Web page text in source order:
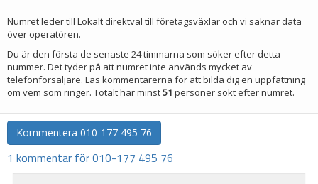
Numret leder till Lokalt direktval till företagsväxlar och vi saknar data
över operatören.
Du är den första de senaste 24 timmarna som söker efter detta
nummer. Det tyder på att numret inte används mycket av
telefonförsäljare. Läs kommentarerna för att bilda dig en uppfattning
om vem som ringer. Totalt har minst51 personer sökt efter numret.
Kommentera 010-177 495 76
1 kommentar för 010-177 495 76